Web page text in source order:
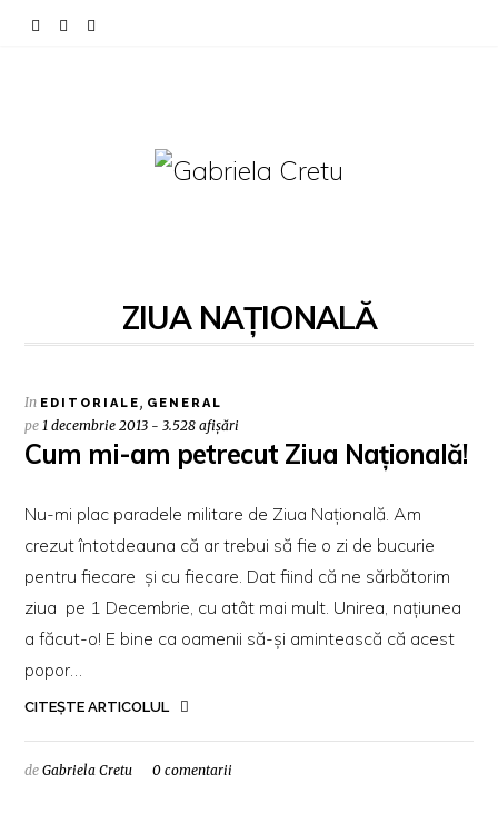
ZIUA NAȚIONALĂ
In EDITORIALE, GENERAL
pe 1 decembrie 2013 - 3.528 afișări
Cum mi-am petrecut Ziua Națională!
Nu-mi plac paradele militare de Ziua Națională. Am
crezut întotdeauna că ar trebui să fie o zi de bucurie
pentru fiecare și cu fiecare. Dat fiind că ne sărbătorim
ziua pe 1 Decembrie, cu atât mai mult. Unirea, națiunea
a făcut-o! E bine ca oamenii să-și amintească că acest
popor…
CITEȘTE ARTICOLUL
deGabriela Cretu 0 comentarii